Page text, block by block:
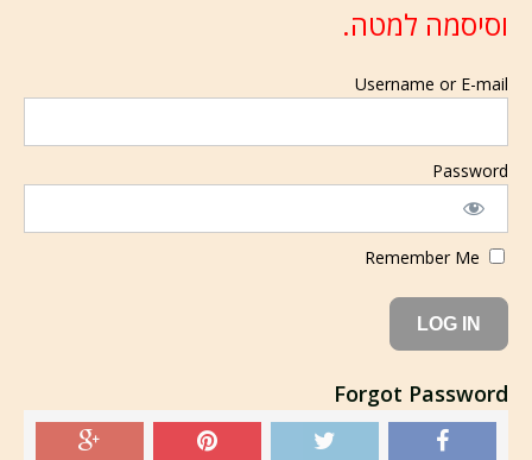
וסיסמה למטה.
Username or E-mail
Password
Forgot Password